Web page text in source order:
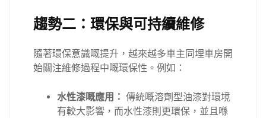
趨勢二：環保與可持續維修
隨著環保意識嘅提升，越來越多車主同埋車房開
始關注維修過程中嘅環保性。例如：
水性漆嘅應用： 傳統嘅溶劑型油漆對環境
有較大影響，而水性漆則更環保，並且喺